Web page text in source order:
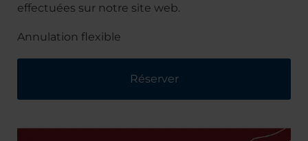
effectuées sur notre site web.
Annulation flexible
Réserver